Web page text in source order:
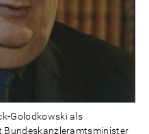
Golodkowski als
Bundeskanzleramtsminister